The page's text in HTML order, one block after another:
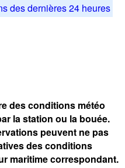
des dernières 24 heures
des conditions météo
la station ou la bouée.
peuvent ne pas
des conditions
maritime correspondant.